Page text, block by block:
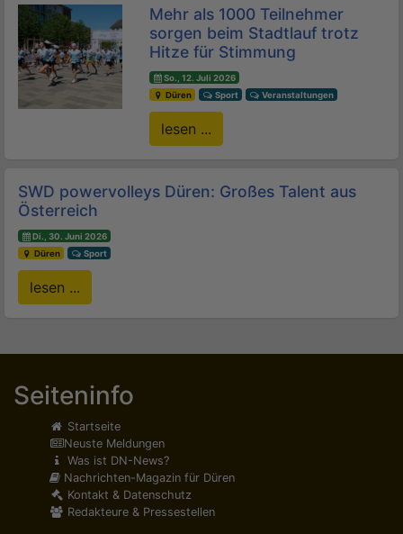
Mehr als 1000 Teilnehmer
sorgen beim Stadtlauf trotz
Hitze für Stimmung
So., 12. Juli 2026
Düren
Sport Veranstaltungen
lesen ...
SWD powervolleys Düren: Großes Talent aus
Österreich
Di., 30. Juni 2026
Düren
Sport
lesen ...
Seiteninfo
Startseite
Neuste Meldungen
Was ist DN-News?
Nachrichten-Magazin für Düren
Kontakt & Datenschutz
Redakteure & Pressestellen